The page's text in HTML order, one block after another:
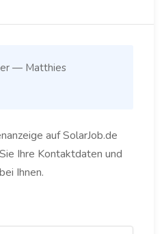
— Matthies
auf SolarJob.de
Ihre Kontaktdaten und
Ihnen.